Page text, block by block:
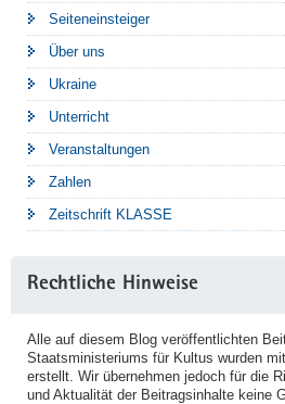
Seiteneinsteiger
Über uns
Ukraine
Unterricht
Veranstaltungen
Zahlen
Zeitschrift KLASSE
Rechtliche Hinweise
Alle auf diesem Blog veröffentlichten
Staatsministeriums für Kultus wurden
erstellt. Wir übernehmen jedoch für die
und Aktualität der Beitragsinhalte keine